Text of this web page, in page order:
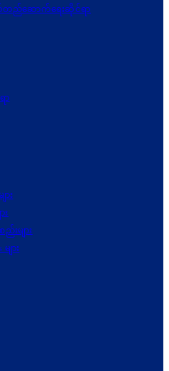
ည်ဆောက်ရေးဆိုင်ရာ
ာ
း
း
းများ
ျား